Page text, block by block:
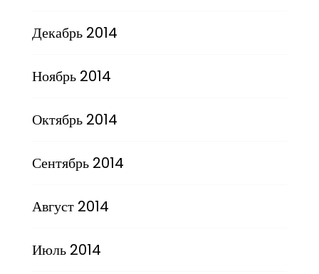
Декабрь 2014
Ноябрь 2014
Октябрь 2014
Сентябрь 2014
Август 2014
Июль 2014